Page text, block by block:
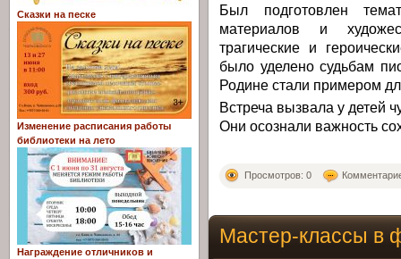
Был подготовлен
материалов и
трагические и
было уделено судьбам
Родине стали примером
Встреча вызвала у детей
Они осознали важность
Просмотров: 0
Мастер-классы в
Сказки на песке
Изменение расписания работы
библиотеки на лето
Награждение отличников и